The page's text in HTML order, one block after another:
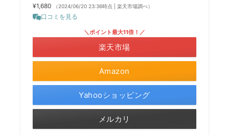
¥1,680 （2024/06/20 23:36時点 | 楽天市場調べ）
口コミを見る
Amazon
＼ポイント最大11倍！／
楽天市場
Yahooショッピング
メルカリ